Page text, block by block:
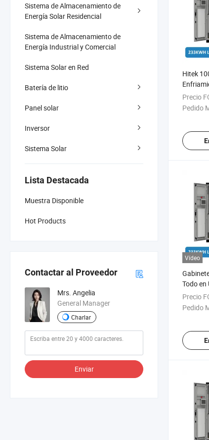
Sistema de Almacenamiento de
Energía Solar Residencial
Sistema de Almacenamiento de
Energía Industrial y Comercial
Sistema Solar en Red
Batería de litio
Panel solar
Inversor
Sistema Solar
Lista Destacada
Muestra Disponible
Hot Products
Contactar al Proveedor
Mrs. Angelia
General Manager
Charlar
Enviar
Hitek
de Litio
con
de
Precio
Pedido
Vídeo
Todo en
50kw
200kw
de
Precio
Pedido